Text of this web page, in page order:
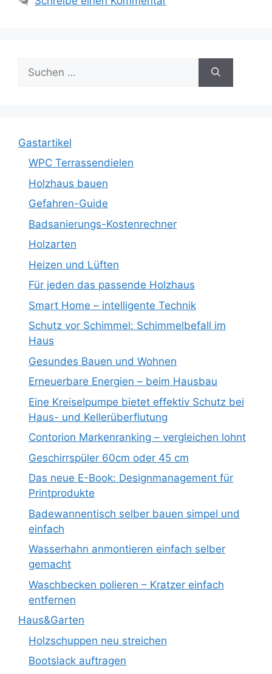
nach:
Gastartikel
WPC Terrassendielen
Holzhaus bauen
Gefahren-Guide
Badsanierungs-Kostenrechner
Holzarten
Heizen und Lüften
Für jeden das passende Holzhaus
Smart Home – intelligente Technik
Schutz vor Schimmel: Schimmelbefall im
Haus
Gesundes Bauen und Wohnen
Erneuerbare Energien – beim Hausbau
Eine Kreiselpumpe bietet effektiv Schutz bei
Haus- und Kellerüberflutung
Contorion Markenranking – vergleichen lohnt
Geschirrspüler 60cm oder 45 cm
Das neue E-Book: Designmanagement für
Printprodukte
Badewannentisch selber bauen simpel und
einfach
Wasserhahn anmontieren einfach selber
gemacht
Waschbecken polieren – Kratzer einfach
entfernen
Haus&Garten
Holzschuppen neu streichen
Bootslack auftragen